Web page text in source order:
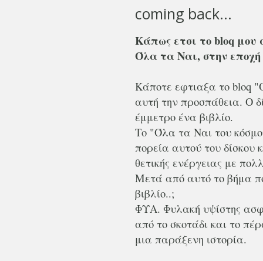
coming back...
Κάπως ετσι το bloq μου
Όλα τα Ναι, στην
Κάποτε εφτιαξα το bloq
αυτή την προσπάθεια. Ο
έμμετρο ένα βιβλίο.
Το "Όλα τα Ναι του
πορεία αυτού του
θετικής ενέργειας με
Μετά από αυτό το βήμα
βιβλίο..;
ΦΥΑ. Φυλακή υψίστης
από το σκοτάδι και το
μια παράξενη ιστορία.